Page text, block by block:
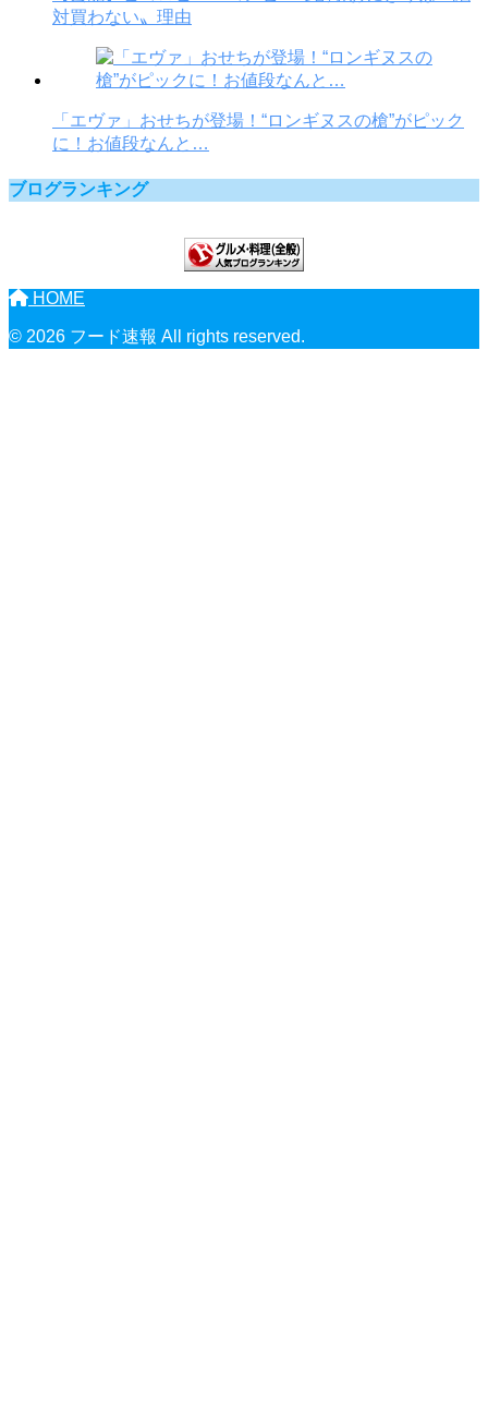
対買わない〟理由
「エヴァ」おせちが登場！“ロンギヌスの槍”がピック
に！お値段なんと…
ブログランキング
HOME
© 2026 フード速報 All rights reserved.